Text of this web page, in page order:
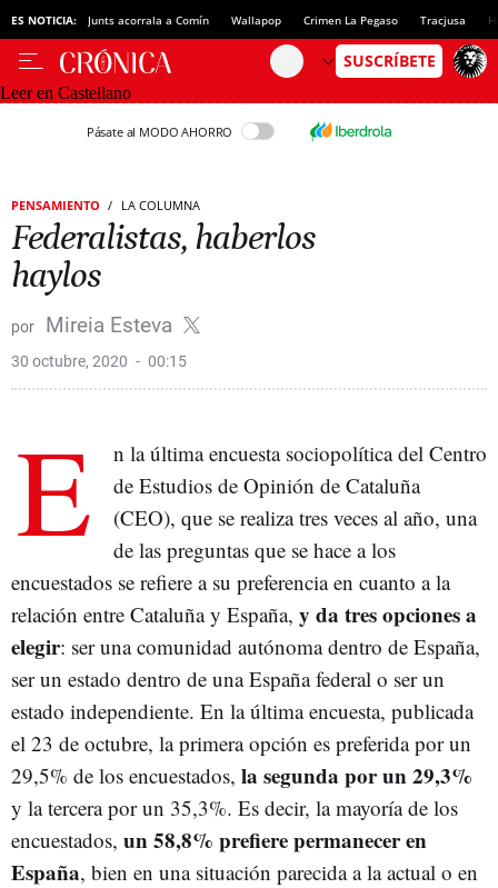
ES NOTICIA: Junts acorrala a Comín Wallapop Crimen La Pegaso Tracjusa
Leer en Castellano
Pásate al MODO AHORRO
PENSAMIENTO LA COLUMNA
Federalistas, haberlos
haylos
Mireia Esteva
30 octubre, 2020 00:15
E
n la última encuesta sociopolítica del Centro
de Estudios de Opinión de Cataluña
(CEO), que se realiza tres veces al año, una
de las preguntas que se hace a los
encuestados se refiere a su preferencia en cuanto a la
relación entre Cataluña y España, y da tres opciones a
elegir: ser una comunidad autónoma dentro de España,
ser un estado dentro de una España federal o ser un
estado independiente. En la última encuesta, publicada
el 23 de octubre, la primera opción es preferida por un
29,5% de los encuestados, la segunda por un 29,3%
y la tercera por un 35,3%. Es decir, la mayoría de los
encuestados, un 58,8% prefiere permanecer en
España, bien en una situación parecida a la actual o en